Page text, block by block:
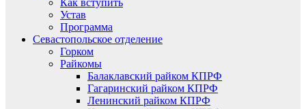
Как вступить
Устав
Программа
Севастопольское отделение
Горком
Райкомы
Балаклавский райком КПРФ
Гагаринский райком КПРФ
Ленинский райком КПРФ